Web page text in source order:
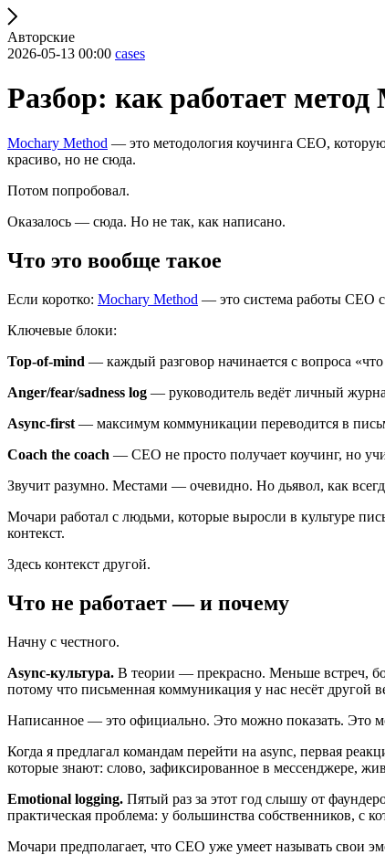
Авторские
2026-05-13 00:00 cases
Разбор: как работает
Mochary Method — это методология коучинга CEO,
красиво, но не сюда.
Потом попробовал.
Оказалось — сюда. Но не так, как написано.
Что это вообще такое
Если коротко: Mochary Method — это система работы CEO
Ключевые блоки:
Top-of-mind — каждый разговор начинается с вопроса
Anger/fear/sadness log — руководитель ведёт личный
Async-first — максимум коммуникации переводится в
Coach the coach — CEO не просто получает коучинг, но
Звучит разумно. Местами — очевидно. Но дьявол, как
Мочари работал с людьми, которые выросли в культуре
контекст.
Здесь контекст другой.
Что не работает — и почему
Начну с честного.
Async-культура. В теории — прекрасно. Меньше встреч,
потому что письменная коммуникация у нас несёт другой
Написанное — это официально. Это можно показать. Это
Когда я предлагал командам перейти на async, первая
которые знают: слово, зафиксированное в мессенджере,
Emotional logging. Пятый раз за этот год слышу от
практическая проблема: у большинства собственников, с
Мочари предполагает, что CEO уже умеет называть свои